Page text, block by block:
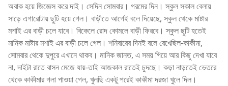
অবাক হয়ে জিজ্ঞেস করে দাই। সেদিন সোমবার। গরমের দিন। স্কুল সকাল বেলায়
সাড়ে এগারোটায় ছুটি হয়ে গেল। বাড়ীতে আগেই বলে দিয়েছে, স্কুল থেকে মাষ্টার
মশাই এর বাড়ী চলে যাবে। বিকেলে রোদ কোমলে বাড়ী ফিরবে। স্কুল ছুটি হতেই
মানিক মাষ্টার মশাই এর বাড়ী চলে গেল। শনিবারের দিনই বলে রেখেছিল-কাকীমা,
সোমবার থেকে দুপুরে এখানে থাকব। মানিক জানত, এ সময় গিয়ে আর কিছু দেখা যাবে
না, দাইটা রাতে বাসন মেজে যায়-তাই আজকাল রাতেই চুদছে। কড়া নাড়তেই ভেতরে
থেকে কাকীমার গলা পাওয়া গেল, খুলছি একটু পরেই কাকীমা দরজা খুলে দিল।